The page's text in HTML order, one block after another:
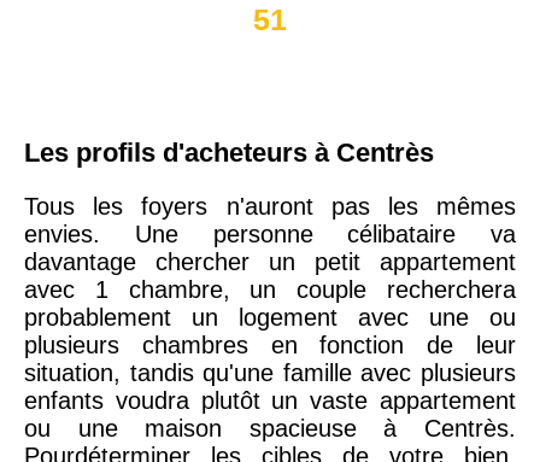
51
Les profils d'acheteurs à Centrès
Tous les foyers n'auront pas les mêmes
envies. Une personne célibataire va
davantage chercher un petit appartement
avec 1 chambre, un couple recherchera
probablement un logement avec une ou
plusieurs chambres en fonction de leur
situation, tandis qu'une famille avec plusieurs
enfants voudra plutôt un vaste appartement
ou une maison spacieuse à Centrès.
Pourdéterminer les cibles de votre bien,